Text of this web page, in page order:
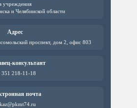
учреждения
и Челябинской области
Адрес
проспект, дом 2, офис 803
консультант
351 218-11-18
почта